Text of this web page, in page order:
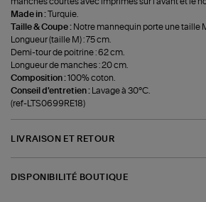
manches courtes avec imprimés sur l'avant et le
Made in :
Turquie.
Taille & Coupe : Notre mannequin porte une taille
Longueur (taille M) : 75 cm.
Demi-tour de poitrine : 62 cm.
Longueur de manches : 20 cm.
Composition :100% coton.
Conseil d'entretien : Lavage à 30°C.
(ref-LTS0699RE18)
LIVRAISON ET RETOUR
DISPONIBILITÉ BOUTIQUE